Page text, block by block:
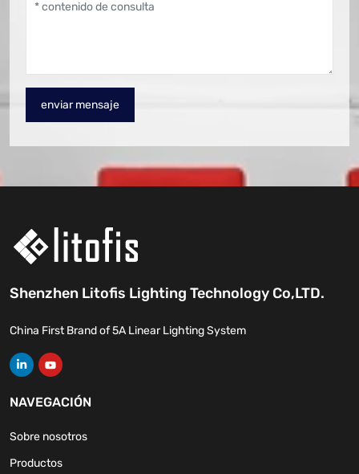
enviar mensaje
Shenzhen Litofis Lighting Technology Co,LTD.
China First Brand of 5A Linear Lighting System
NAVEGACIÓN
Sobre nosotros
Productos